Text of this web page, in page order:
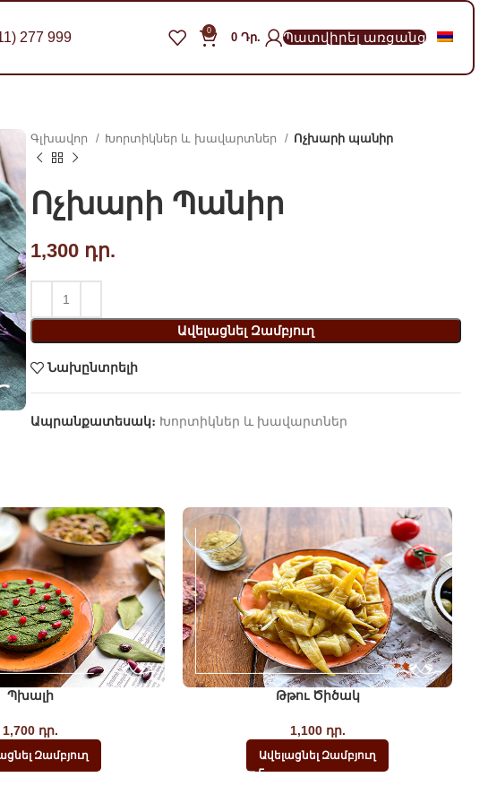
277 999 0
0 Դր. Պատվիրել առցանց
Գլխավոր Խորտիկներ և խավարտներ Ոչխարի պանիր
Ոչխարի Պանիր
1,300դր.
Ավելացնել Զամբյուղ
Նախընտրելի
Ապրանքատեսակ։ Խորտիկներ և խավարտներ
Պխալի
1,700դր.
Զամբյուղ
Թթու Ծիծակ
1,100դր.
Ավելացնել Զամբյուղ